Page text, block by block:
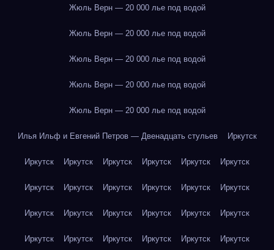
Жюль Верн — 20 000 лье под водой
Жюль Верн — 20 000 лье под водой
Жюль Верн — 20 000 лье под водой
Жюль Верн — 20 000 лье под водой
Жюль Верн — 20 000 лье под водой
Илья Ильф и Евгений Петров — Двенадцать стульев Иркутск
Иркутск Иркутск Иркутск Иркутск Иркутск Иркутск
Иркутск Иркутск Иркутск Иркутск Иркутск Иркутск
Иркутск Иркутск Иркутск Иркутск Иркутск Иркутск
Иркутск Иркутск Иркутск Иркутск Иркутск Иркутск